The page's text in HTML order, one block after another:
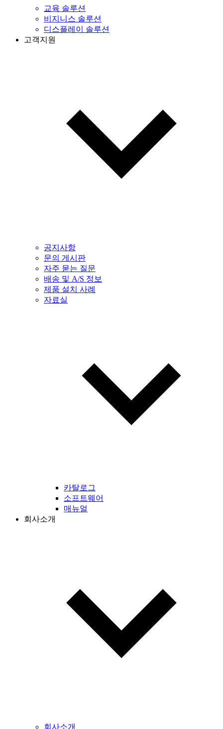
교육 솔루션
비지니스 솔루션
디스플레이 솔루션
고객지원
공지사항
문의 게시판
자주 묻는 질문
배송 및 A/S 정보
제품 설치 사례
자료실
카탈로그
소프트웨어
매뉴얼
회사소개
회사소개